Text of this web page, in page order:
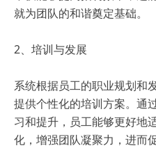
就为团队的和谐奠定基础。
2、培训与发展
系统根据员工的职业规划和
提供个性化的培训方案。通
习和提升，员工能够更好地
化，增强团队凝聚力，进而